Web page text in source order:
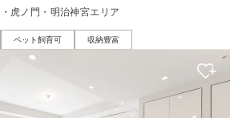
虎ノ門・明治神宮エリア
ペット飼育可 収納豊富